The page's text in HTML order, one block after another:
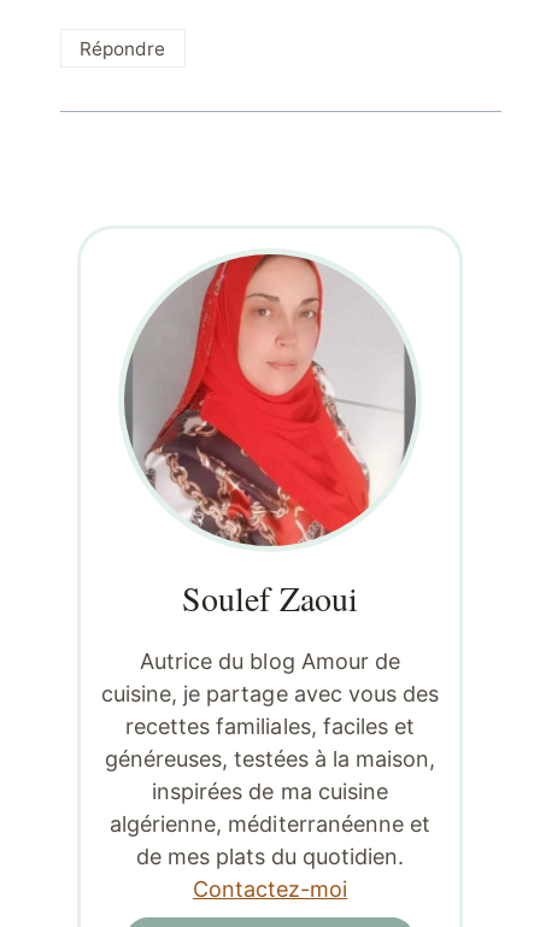
Répondre
Soulef Zaoui
Autrice du blog Amour de
cuisine, je partage avec vous des
recettes familiales, faciles et
généreuses, testées à la maison,
inspirées de ma cuisine
algérienne, méditerranéenne et
de mes plats du quotidien.
Contactez-moi